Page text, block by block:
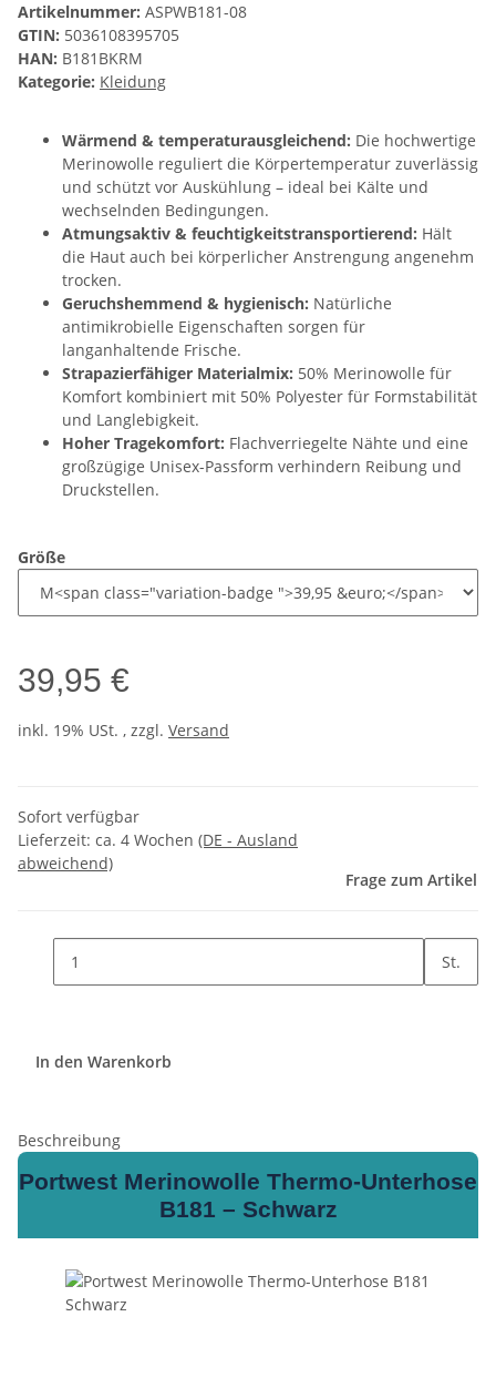
Artikelnummer: ASPWB181-08
GTIN: 5036108395705
HAN: B181BKRM
Kategorie: Kleidung
Wärmend & temperaturausgleichend: Die hochwertige
Merinowolle reguliert die Körpertemperatur zuverlässig
und schützt vor Auskühlung – ideal bei Kälte und
wechselnden Bedingungen.
Atmungsaktiv & feuchtigkeitstransportierend: Hält
die Haut auch bei körperlicher Anstrengung angenehm
trocken.
Geruchshemmend & hygienisch: Natürliche
antimikrobielle Eigenschaften sorgen für
langanhaltende Frische.
Strapazierfähiger Materialmix: 50% Merinowolle für
Komfort kombiniert mit 50% Polyester für Formstabilität
und Langlebigkeit.
Hoher Tragekomfort: Flachverriegelte Nähte und eine
großzügige Unisex-Passform verhindern Reibung und
Druckstellen.
Größe
39,95 €
inkl. 19% USt. , zzgl. Versand
Sofort verfügbar
Lieferzeit: ca. 4 Wochen (DE - Ausland
abweichend)
Frage zum Artikel
St.
In den Warenkorb
Beschreibung
Portwest Merinowolle Thermo-Unterhose
B181 – Schwarz